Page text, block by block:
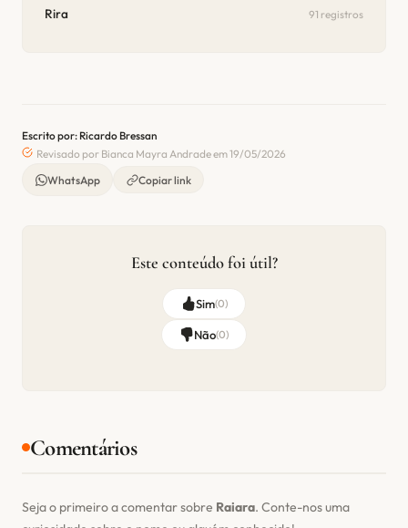
Rira 91 registros
Escrito por: Ricardo Bressan
Revisado por Bianca Mayra Andrade em 19/05/2026
WhatsApp
Copiar link
Este conteúdo foi útil?
Sim(0)
Não(0)
Comentários
Seja o primeiro a comentar sobre Raiara. Conte-nos uma